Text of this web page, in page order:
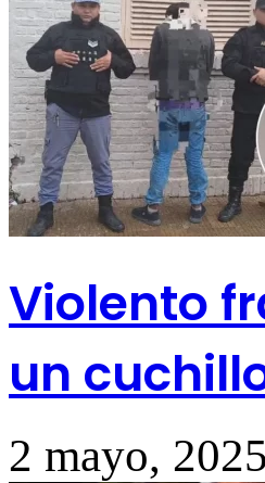
Violento
un
2 mayo, 2025